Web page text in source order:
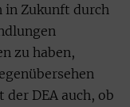
in Zukunft durch
zu haben,
DEA auch, ob